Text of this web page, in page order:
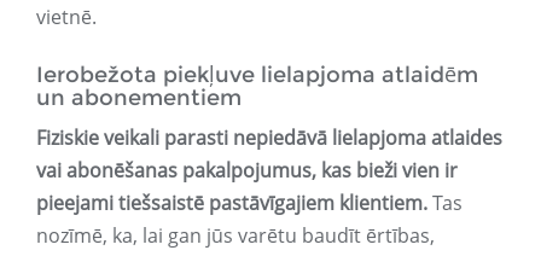
vietnē.
Ierobežota piekļuve lielapjoma atlaidēm
un abonementiem
Fiziskie veikali parasti nepiedāvā lielapjoma atlaides
vai abonēšanas pakalpojumus, kas bieži vien ir
pieejami tiešsaistē pastāvīgajiem klientiem.Tas
nozīmē, ka, lai gan jūs varētu baudīt ērtības,